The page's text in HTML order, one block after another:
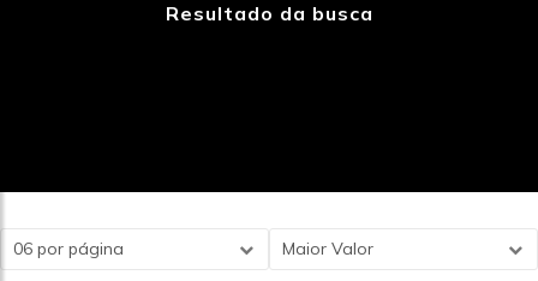
Resultado da busca
Maior Valor
06 por página